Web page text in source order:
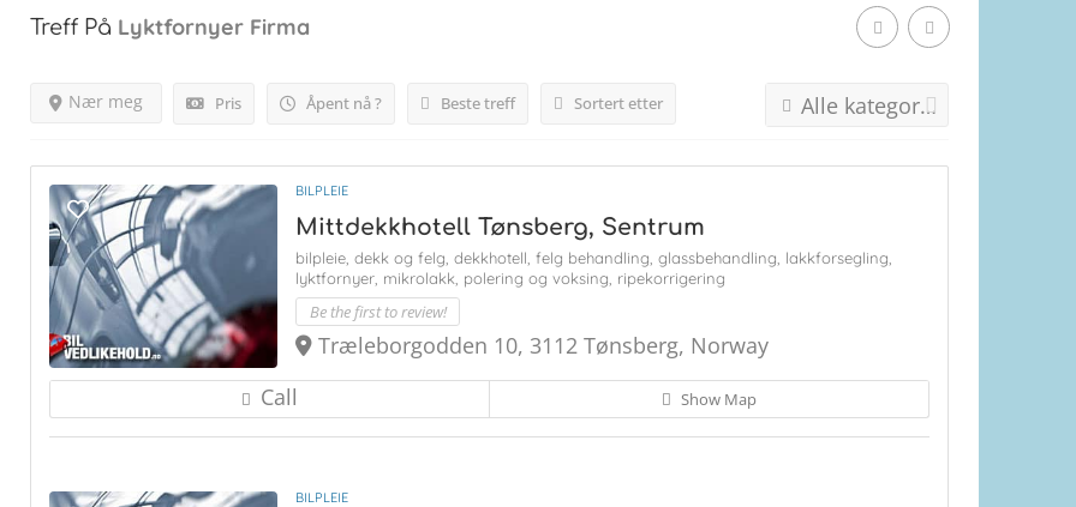
Treff På Lyktfornyer Firma
Pris Åpent nå ?
Nær meg Beste treff Sortert etter Alle kategorier
BILPLEIE
Mittdekkhotell Tønsberg, Sentrum
bilpleie, dekk og felg, dekkhotell, felg behandling, glassbehandling, lakkforsegling,
lyktfornyer, mikrolakk, polering og voksing, ripekorrigering
Be the first to review!
Træleborgodden 10, 3112 Tønsberg, Norway
Call
Show Map
BILPLEIE